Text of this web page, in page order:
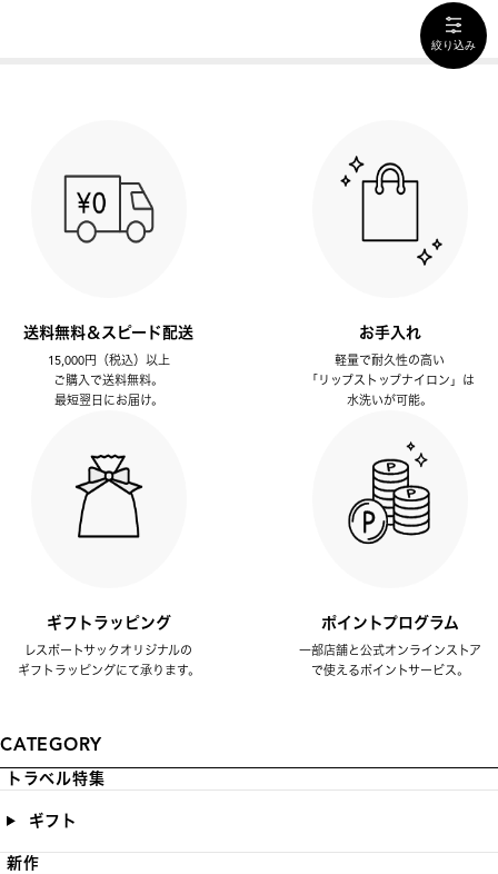
絞り込み
送料無料＆スピード配送
15,000円（税込）以上
ご購入で送料無料。
最短翌日にお届け。
お手入れ
軽量で耐久性の高い
「リップストップナイロン」は
水洗いが可能。
ギフトラッピング
レスポートサックオリジナルの
ギフトラッピングにて承ります。
ポイントプログラム
一部店舗と公式オンラインストア
で使えるポイントサービス。
CATEGORY
トラベル特集
ギフト
新作